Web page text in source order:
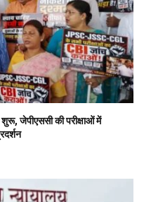
जेपीएससी की परीक्षाओं में